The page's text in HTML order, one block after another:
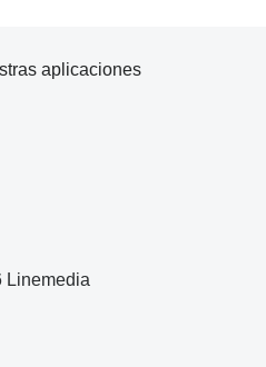
Linemedia
aplicaciones